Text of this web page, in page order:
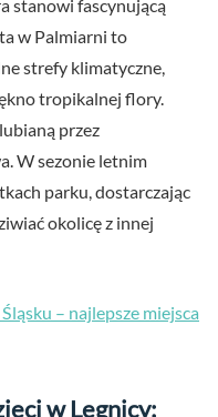
stanowi fascynującą
w Palmiarni to
strefy klimatyczne,
tropikalnej flory.
przez
W sezonie letnim
parku, dostarczając
okolicę z innej
– najlepsze miejsca
w Legnicy: